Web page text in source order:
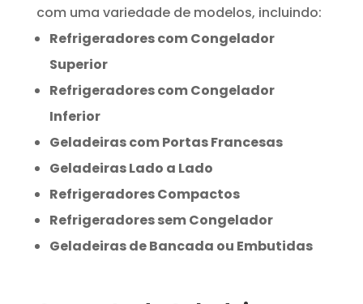
com uma variedade de modelos, incluindo:
Refrigeradores com Congelador
Superior
Refrigeradores com Congelador
Inferior
Geladeiras com Portas Francesas
Geladeiras Lado a Lado
Refrigeradores Compactos
Refrigeradores sem Congelador
Geladeiras de Bancada ou Embutidas